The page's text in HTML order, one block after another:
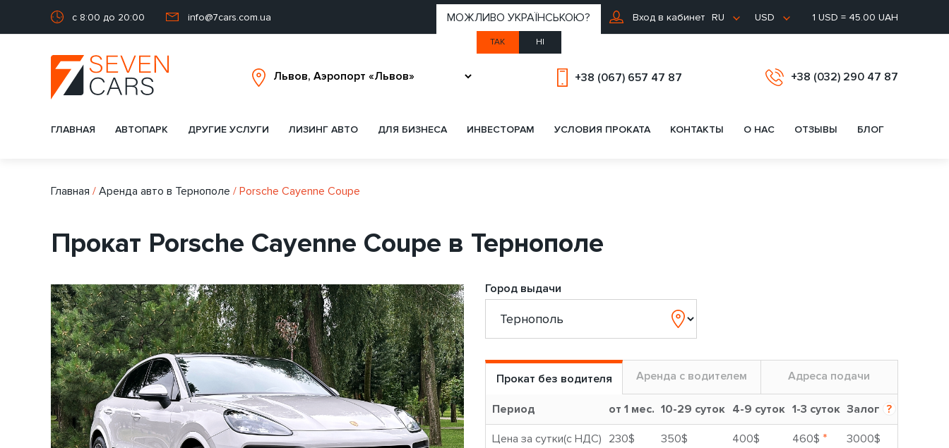
с 8:00 до 20:00 info@7cars.com.ua Вход в кабинет RU
МОЖЛИВО УКРАЇНСЬКОЮ?
ТАК НІ
USD 1 USD = 45.00 UAH
+38 (067) 657 47 87 +38 (032) 290 47 87
ГЛАВНАЯ АВТОПАРК ДРУГИЕ УСЛУГИ ЛИЗИНГ АВТО ДЛЯ БИЗНЕСА ИНВЕСТОРАМ УСЛОВИЯ ПРОКАТА КОНТАКТЫ О НАС ОТЗЫВЫ БЛОГ
Главная / Аренда авто в Тернополе / Porsche Cayenne Coupe
Прокат Porsche Cayenne Coupe в Тернополе
Город выдачи
Прокат без водителя Аренда с водителем Адреса подачи
Период от 1 мес. 10-29 суток 4-9 суток 1-3 суток Залог ?
Цена за сутки(с НДС) 230$ 350$ 400$ 460$ * 3000$